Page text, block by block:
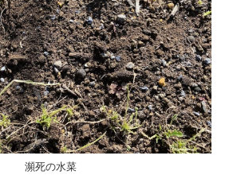
瀕死の水菜